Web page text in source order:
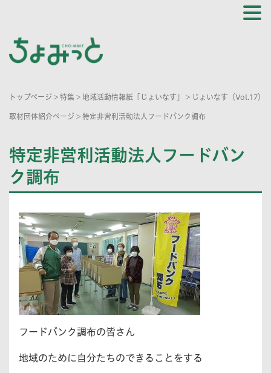
トップページ > 特集 > 地域活動情報紙「じょいなす」 > じょいなす（Vol.17）
取材団体紹介ページ > 特定非営利活動法人フードバンク調布
特定非営利活動法人フードバン
ク調布
フードバンク調布の皆さん
地域のために自分たちのできることをする